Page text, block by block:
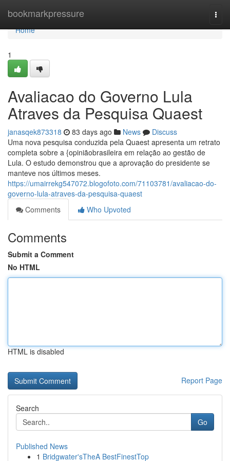
bookmarkpressure
Home
Home
1
Avaliacao do Governo Lula
Atraves da Pesquisa Quaest
janasqek873318 83 days ago News
Discuss
Uma nova pesquisa conduzida pela Quaest apresenta um retrato
completa sobre a {opiniãobrasileira em relação ao gestão de
Lula. O estudo demonstrou que a aprovação do presidente se
manteve nos últimos meses.
https://umairrekg547072.blogofoto.com/71103781/avaliacao-do-
governo-lula-atraves-da-pesquisa-quaest
Comments
Who Upvoted
Comments
Submit a Comment
No HTML
HTML is disabled
Report Page
Search
Go
Published News
1 Bridgwater'sTheA BestFinestTop